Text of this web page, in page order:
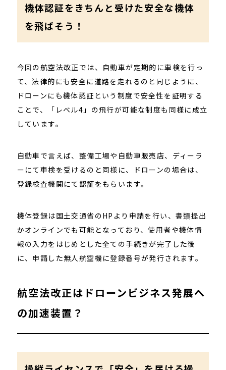
機体認証をきちんと受けた安全な機体
を飛ばそう！
今回の航空法改正では、自動車が定期的に車検を行っ
て、法律的にも安全に道路を走れるのと同じように、
ドローンにも機体認証という制度で安全性を証明する
ことで、「レベル4」の飛行が可能な制度も同様に成立
しています。
自動車で言えば、整備工場や自動車販売店、ディーラ
ーにて車検を受けるのと同様に、ドローンの場合は、
登録検査機関にて認証をもらいます。
機体登録は国土交通省のHPより申請を行い、書類提出
かオンラインでも可能となっており、使用者や機体情
報の入力をはじめとした全ての手続きが完了した後
に、申請した無人航空機に登録番号が発行されます。
航空法改正はドローンビジネス発展へ
の加速装置？